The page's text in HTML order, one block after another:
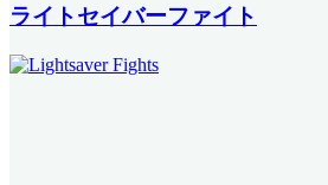
ライトセイバーファイト